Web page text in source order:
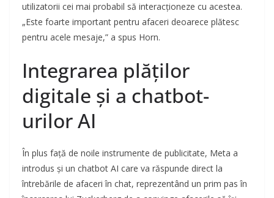
utilizatorii cei mai probabil să interacționeze cu acestea.
„Este foarte important pentru afaceri deoarece plătesc
pentru acele mesaje,” a spus Horn.
Integrarea plăților
digitale și a chatbot-
urilor AI
În plus față de noile instrumente de publicitate, Meta a
introdus și un chatbot AI care va răspunde direct la
întrebările de afaceri în chat, reprezentând un prim pas în